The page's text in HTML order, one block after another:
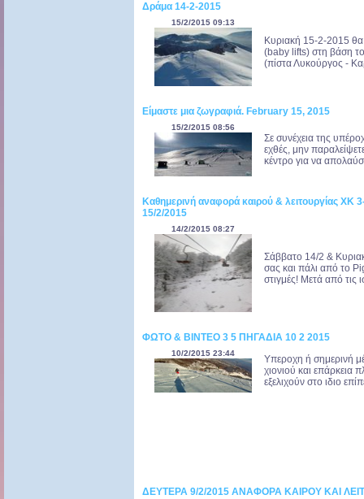
Δράμα 14-2-2015
15/2/2015 09:13
Κυριακή 15-2-2015 θα
(baby lifts) στη βάση
(πίστα Λυκούργος -
Είμαστε μια ζωγραφιά. February 15, 2015
15/2/2015 08:56
Σε συνέχεια της
εχθές, μην
κέντρο για να
Καθημερινή αναφορά καιρού & λειτουργίας
15/2/2015
14/2/2015 08:27
Σάββατο 14/2 &
σας και πάλι από το
στιγμές! Μετά από τις
ΦΩΤΟ & ΒΙΝΤΕΟ 3 5 ΠΗΓΑΔΙΑ 10 2 2015
10/2/2015 23:44
Υπεροχη ή σημερινή
χιονιού και επάρκεια
εξελιχούν στο ιδιο
ΔΕΥΤΕΡΑ 9/2/2015 ΑΝΑΦΟΡΑ ΚΑΙΡΟΥ ΚΑΙ